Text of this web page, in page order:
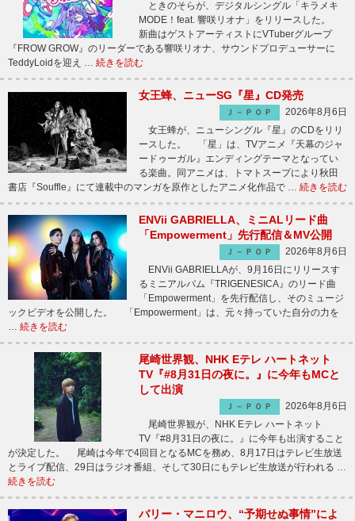
ときのそらが、デジタルシングル「キラメキ
MODE！feat. 響咲リオナ」をリリースした。
新曲はゲストアーティストにVTuberグループ
『FROW GROW』のリーダーである響咲リオナ、サウンドプロデューサーに
TeddyLoidを迎え … 続きを読む
女王蜂、ニューSG『星』CD発売
Ｊ－ＰＯＰ
2026年8月6日
女王蜂が、ニューシングル『星』のCDをリリ
ースした。 「星」は、TVアニメ『天幕のジャ
ードゥーガル』エンディングテーマとなってい
る楽曲。同アニメは、トマトスープにより秋田
書店『Souffle』にて連載中のマンガを原作としたアニメ化作品で … 続きを読む
ENVii GABRIELLA、ミニALリード曲
「Empowerment」先行配信＆MV公開
Ｊ－ＰＯＰ
2026年8月6日
ENVii GABRIELLAが、9月16日にリリースす
るミニアルバム『TRIGENESICA』のリード曲
「Empowerment」を先行配信し、そのミュージ
ックビデオを公開した。 「Empowerment」は、元々持っていた自分の力を
… 続きを読む
尾崎世界観、NHK Eテレ ハートネット
TV『#8月31日の夜に。』に今年もMCと
して出演
Ｊ－ＰＯＰ
2026年8月6日
尾崎世界観が、NHK Eテレ ハートネット
TV『#8月31日の夜に。』に今年も出演すること
が決定した。 尾崎は今年で4回目となるMCを務め、8月17日はテレビ生放送
とライブ配信、29日はラジオ番組、そして30日にもテレビ生放送が行われる …
続きを読む
バリー・マニロウ、“予期せぬ事情”によ